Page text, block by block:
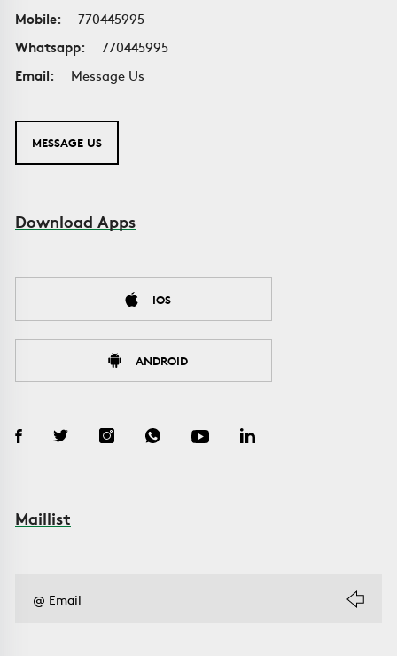
Mobile:
770445995
Whatsapp:
770445995
Email:
Message Us
MESSAGE US
Download Apps
IOS
ANDROID
Maillist